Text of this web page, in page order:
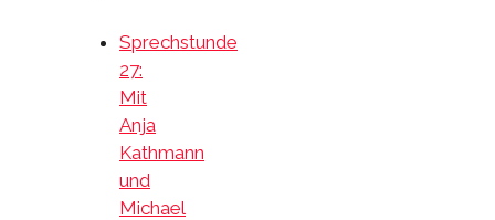
Sprechstunde
27:
Mit
Anja
Kathmann
und
Michael